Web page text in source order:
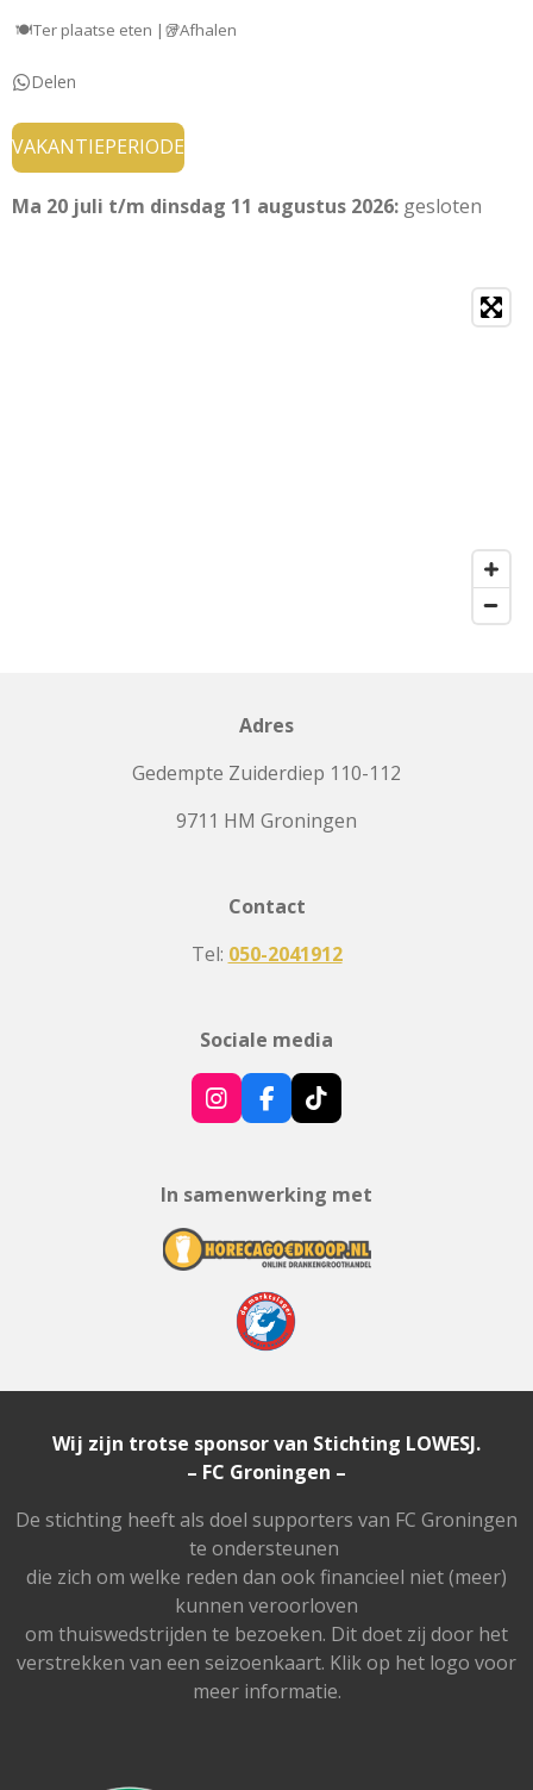
🍽️Ter plaatse eten |🥡Afhalen
Delen
VAKANTIEPERIODE
Ma 20 juli t/m dinsdag 11 augustus 2026: gesloten
Adres
Gedempte Zuiderdiep 110-112
9711 HM Groningen
Contact
Tel: 050-2041912
Sociale media
I
n
a
r
a
F
a
b
o
k
T
i
o
In samenwerking met
Wij zijn trotse sponsor van Stichting LOWESJ.
– FC Groningen –
De stichting heeft als doel supporters van FC Groningen
te ondersteunen
die zich om welke reden dan ook financieel niet (meer)
kunnen veroorloven
om thuiswedstrijden te bezoeken. Dit doet zij door het
verstrekken van een seizoenkaart. Klik op het logo voor
meer informatie.